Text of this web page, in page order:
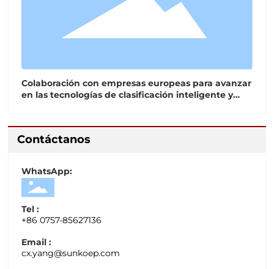
Colaboración con empresas europeas para avanzar
en las tecnologías de clasificación inteligente y
Contáctanos
WhatsApp:
Tel :
+86 0757-85627136
Email :
cx.yang@sunkoep.com